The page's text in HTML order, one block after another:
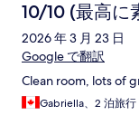
10/10 (最高に
2026 年 3 月 23 日
Google で翻訳
Clean room, lots of
Gabriella、2 泊旅行